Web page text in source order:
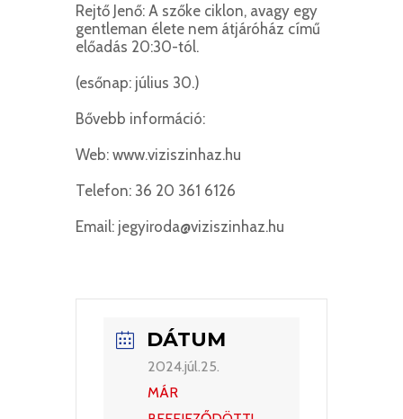
Rejtő Jenő: A szőke ciklon, avagy egy
gentleman élete nem átjáróház című
előadás 20:30-tól.
(esőnap: július 30.)
Bővebb információ:
Web: www.viziszinhaz.hu
Telefon: 36 20 361 6126
Email: jegyiroda@viziszinhaz.hu
DÁTUM
2024.júl.25.
MÁR